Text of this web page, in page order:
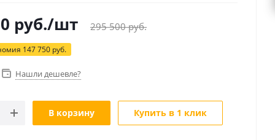
руб./шт 295 500руб.
147 750 руб.
Нашли дешевле?
В корзину Купить в 1 клик